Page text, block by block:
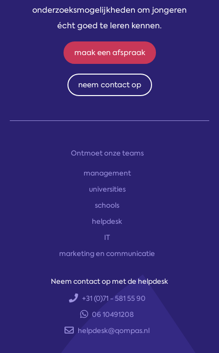
onderzoeksmogelijkheden om jongeren
écht goed te leren kennen.
maak een afspraak
neem contact op
Ontmoet onze teams
management
universities
schools
helpdesk
IT
marketing en communicatie
Neem contact op met de helpdesk
+31 (0)71 - 581 55 90
06 10491208
helpdesk@qompas.nl